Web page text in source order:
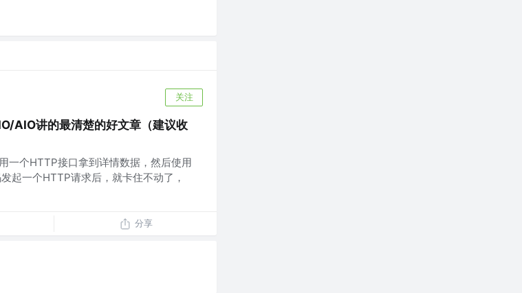
关注
AIO讲的最清楚的好文章（建议收
一个HTTP接口拿到详情数据，然后使用
起一个HTTP请求后，就卡住不动了，
分享